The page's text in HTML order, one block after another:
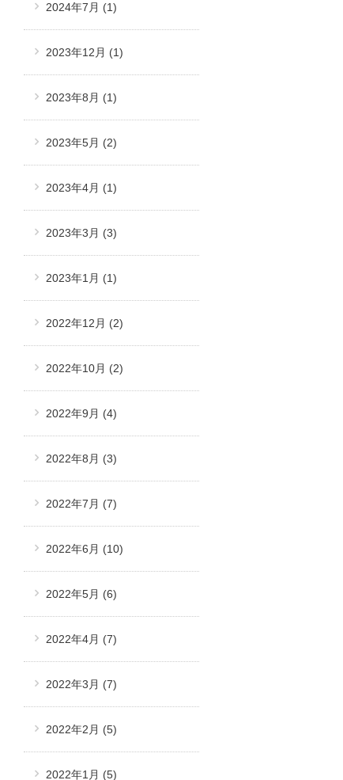
2024年7月 (1)
2023年12月 (1)
2023年8月 (1)
2023年5月 (2)
2023年4月 (1)
2023年3月 (3)
2023年1月 (1)
2022年12月 (2)
2022年10月 (2)
2022年9月 (4)
2022年8月 (3)
2022年7月 (7)
2022年6月 (10)
2022年5月 (6)
2022年4月 (7)
2022年3月 (7)
2022年2月 (5)
2022年1月 (5)